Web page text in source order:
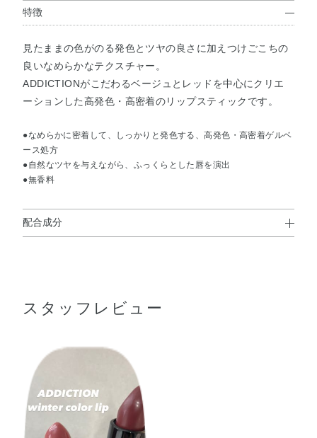
特徴
見たままの色がのる発色とツヤの良さに加えつけごこちの
良いなめらかなテクスチャー。
ADDICTIONがこだわるベージュとレッドを中心にクリエ
ーションした高発色・高密着のリップスティックです。
●なめらかに密着して、しっかりと発色する、高発色・高密着ゲルベ
ース処方
●自然なツヤを与えながら、ふっくらとした唇を演出
●無香料
配合成分
リマー・（エチレン／プロピレン）コポリマー・PET・イ
ル／ステアリル／ベヘニル）・合成ワックス・ラウロイル
グルタミン酸ジ（オクチルドデシル／フィトステリル／ベ
ヘニル）・キャンデリラロウ・アストロカリウムムルムル
種子脂・オリーブ果実油・カカオ脂・カニナバラ果実油・
ゴマ種子油・サフラワー油・シア脂・ジパルミチン酸アス
スタッフレビュー